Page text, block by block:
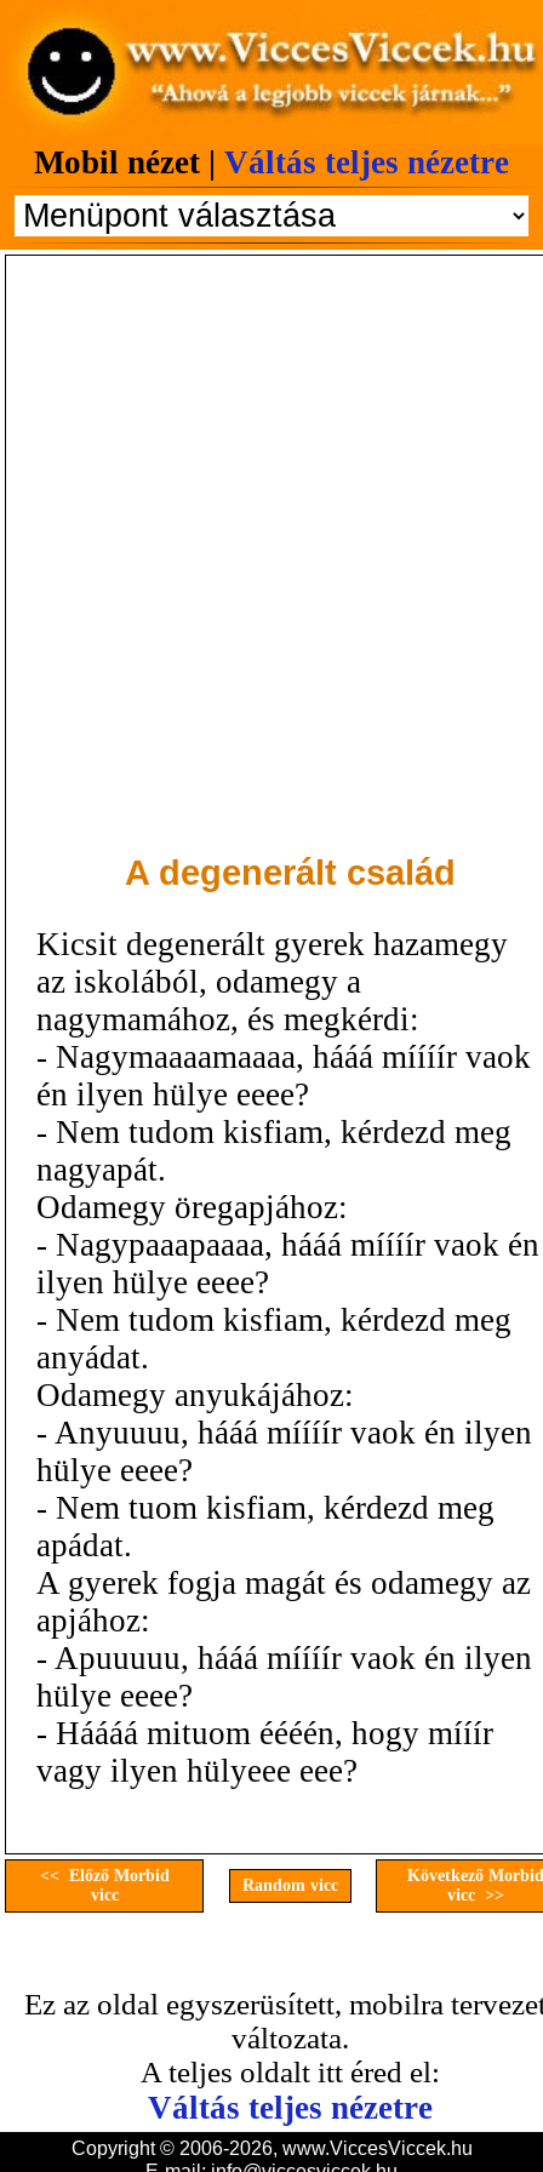
Mobil nézet | Váltás teljes nézetre
A degenerált család
Kicsit degenerált gyerek hazamegy
az iskolából, odamegy a
nagymamához, és megkérdi:
- Nagymaaaamaaaa, hááá míííír vaok
én ilyen hülye eeee?
- Nem tudom kisfiam, kérdezd meg
nagyapát.
Odamegy öregapjához:
- Nagypaaapaaaa, hááá míííír vaok én
ilyen hülye eeee?
- Nem tudom kisfiam, kérdezd meg
anyádat.
Odamegy anyukájához:
- Anyuuuu, hááá míííír vaok én ilyen
hülye eeee?
- Nem tuom kisfiam, kérdezd meg
apádat.
A gyerek fogja magát és odamegy az
apjához:
- Apuuuuu, hááá míííír vaok én ilyen
hülye eeee?
- Háááá mituom éééén, hogy mííír
vagy ilyen hülyeee eee?
<< Előző Morbid
vicc
Random vicc
Következő Morbid
vicc >>
Ez az oldal egyszerüsített, mobilra
változata.
A teljes oldalt itt éred el:
Váltás teljes nézetre
Copyright © 2006-2026, www.ViccesViccek.hu